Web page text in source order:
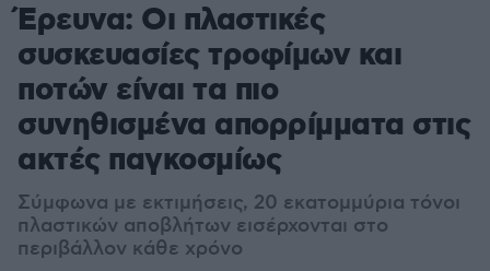
Έρευνα: Οι πλαστικές
συσκευασίες τροφίμων και
ποτών είναι τα πιο
συνηθισμένα απορρίμματα στις
ακτές παγκοσμίως
Σύμφωνα με εκτιμήσεις, 20 εκατομμύρια τόνοι
πλαστικών αποβλήτων εισέρχονται στο
περιβάλλον κάθε χρόνο